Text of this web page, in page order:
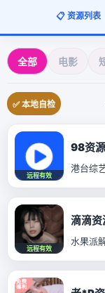
📋 资源列表
全部 电影
✅ 本地自检
远程有效
98资源
港台综
远程有效
滴滴资
水果派